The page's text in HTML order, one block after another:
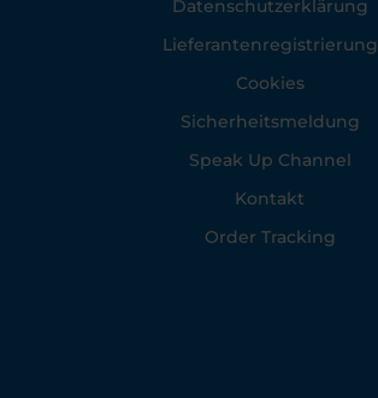
Datenschutzerklärung
Lieferantenregistrierung
Cookies
Sicherheitsmeldung
Speak Up Channel
Kontakt
Order Tracking